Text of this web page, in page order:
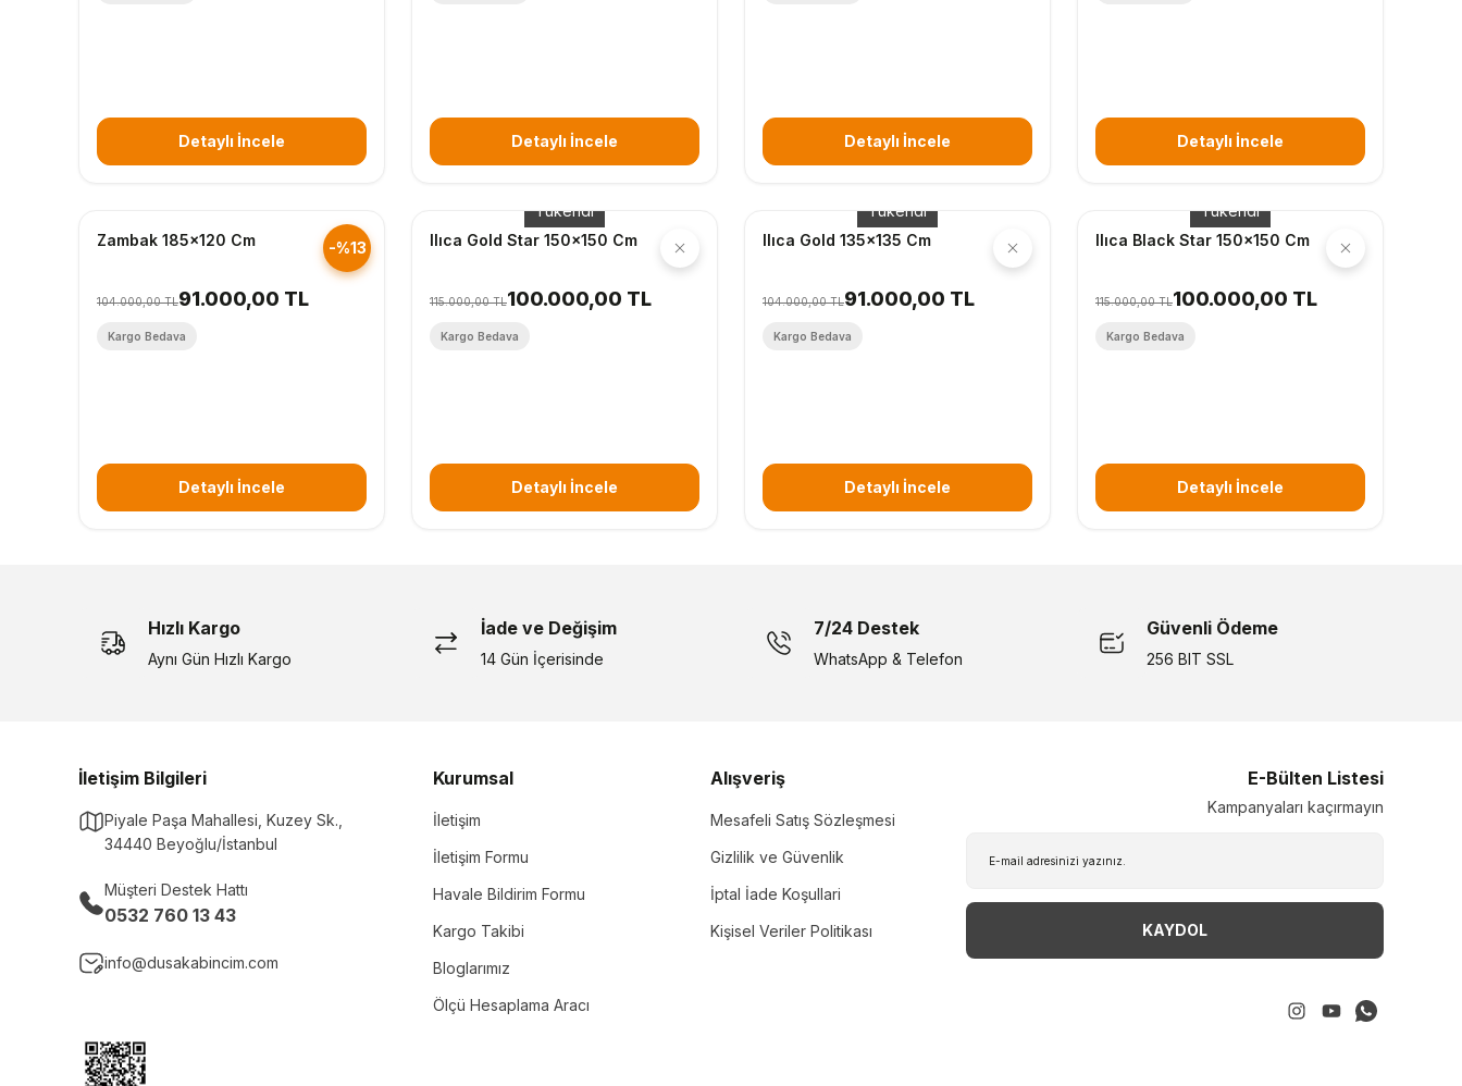
Detaylı İncele Detaylı İncele Detaylı İncele Detaylı İncele
-%13
Zambak 185x120 Cm
104.000,00 TL91.000,00 TL
Kargo Bedava
Detaylı İncele
Tükendi
Ilıca Gold Star 150x150 Cm
115.000,00 TL100.000,00 TL
Kargo Bedava
Detaylı İncele
Tükendi
Ilıca Gold 135x135 Cm
104.000,00 TL91.000,00 TL
Kargo Bedava
Detaylı İncele
Tükendi
Ilıca Black Star 150x150 Cm
115.000,00 TL100.000,00 TL
Kargo Bedava
Detaylı İncele
Hızlı Kargo
Aynı Gün Hızlı Kargo
İade ve Değişim
14 Gün İçerisinde
7/24 Destek
WhatsApp & Telefon
Güvenli Ödeme
256 BIT SSL
İletişim Bilgileri
Piyale Paşa Mahallesi, Kuzey Sk.,
34440 Beyoğlu/İstanbul
Müşteri Destek Hattı
0532 760 13 43
info@dusakabincim.com
Kurumsal
İletişim
İletişim Formu
Havale Bildirim Formu
Kargo Takibi
Bloglarımız
Ölçü Hesaplama Aracı
Alışveriş
Mesafeli Satış Sözleşmesi
Gizlilik ve Güvenlik
İptal İade Koşullari
Kişisel Veriler Politikası
E-Bülten Listesi
Kampanyaları kaçırmayın
KAYDOL